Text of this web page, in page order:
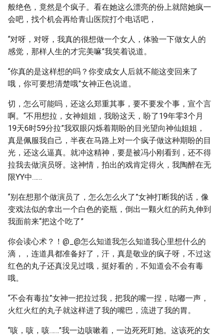
般绝色，竟然是个疯子。看在她这么漂亮的份上就陪她疯一
会吧，找个机会再给青山医院打个电话吧，
“对呀，对呀，我真的很想做一个女人，体验一下做女人的
感觉，那样人生的才完美嘛”我笑着说道。
“你真的是这样想的吗？你变成女人后就不能这变回来了
哦，你可要想清楚哦”女神正色说道。
切，怎么可能吗，还这么郑重其事，要不要发个事，宣个言
啊。“不用想拉，女神姐姐，我盼这天，盼了19年零3个月
19天6时59分拉”我双眼闪烁着期盼的目光望向神仙姐姐，
真是佩服我自己，半夜在马路上对一个疯子做这种期盼的目
光，还这么逼真。就冲这精神，要是被冯小刚看到，还不得
拉我去做演员呀。这神情，拍出的戏肯定得火，我陶醉在无
限YY中……
“别在想那个做演员了，怎么怎么火了”女神打断我的话，像
变戏法似的拿出一个白色的瓷瓶，倒出一颗火红的药丸伸到
我面前来“把这个吃了”
你会读心术？！@_@怎么知道我怎么知道我心里想什么的
滴，，连道具都准备好了，汗，真是敬业的疯子呀，不过这
红色的丸子还真没见过哦，挺好看的，不知道会不会有毒
哦。
“不会有毒拉”女神一把拉过我，把我的嘴一捏，咕嘟一声，
火红火红的丸子就这样进了我的嘴巴，流进了我的胃。
“咳，咳，咳……”我一边咳嗽着，一边死死盯她。这该死的女